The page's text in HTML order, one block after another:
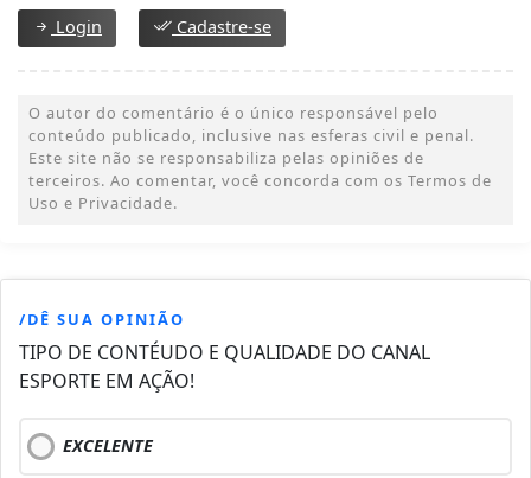
Login Cadastre-se
O autor do comentário é o único responsável pelo
conteúdo publicado, inclusive nas esferas civil e penal.
Este site não se responsabiliza pelas opiniões de
terceiros. Ao comentar, você concorda com os Termos de
Uso e Privacidade.
/DÊ SUA OPINIÃO
TIPO DE CONTÉUDO E QUALIDADE DO CANAL
ESPORTE EM AÇÃO!
EXCELENTE